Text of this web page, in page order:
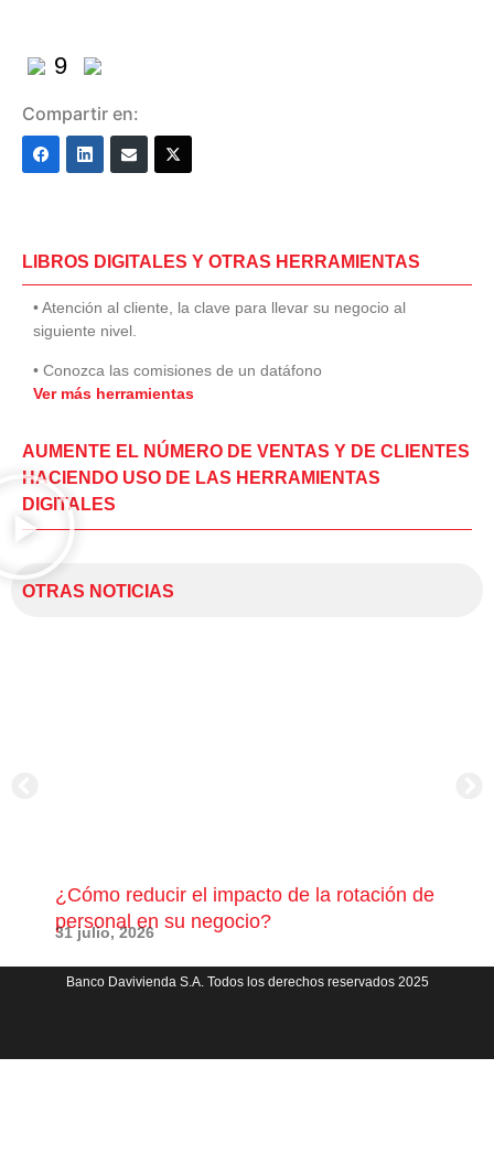
9
Compartir en:
LIBROS DIGITALES Y OTRAS HERRAMIENTAS
• Atención al cliente, la clave para llevar su negocio al
siguiente nivel.
• Conozca las comisiones de un datáfono
Ver más herramientas
AUMENTE EL NÚMERO DE VENTAS Y DE CLIENTES
HACIENDO USO DE LAS HERRAMIENTAS
DIGITALES
OTRAS NOTICIAS
¿Cómo reducir el impacto de la rotación de
personal en su negocio?
31 julio, 2026
Banco Davivienda S.A. Todos los derechos reservados 2025